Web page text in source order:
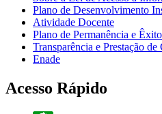
Plano de Desenvolvimento
Atividade Docente
Plano de Permanência e Êxito
Transparência e Prestação de
Enade
Acesso Rápido